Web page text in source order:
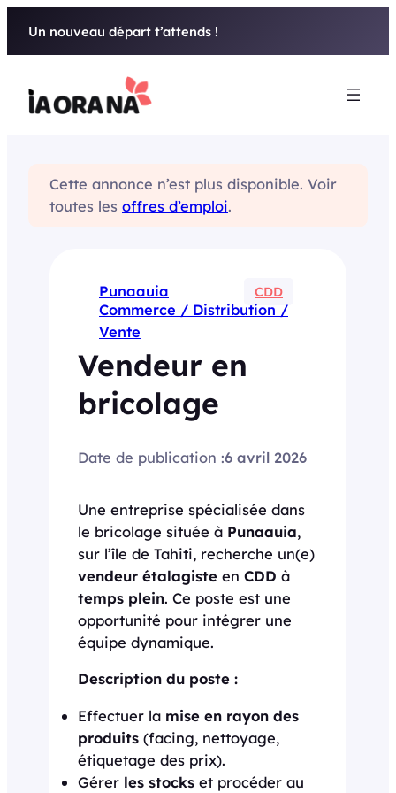
Un nouveau départ t’attends !
Cette annonce n’est plus disponible. Voir
toutes les offres d’emploi.
Punaauia CDD
Commerce / Distribution /
Vente
Vendeur en
bricolage
Date de publication :6 avril 2026
Une entreprise spécialisée dans
le bricolage située à Punaauia,
sur l’île de Tahiti, recherche un(e)
vendeur étalagiste en CDD à
temps plein. Ce poste est une
opportunité pour intégrer une
équipe dynamique.
Description du poste :
Effectuer la mise en rayon des
produits (facing, nettoyage,
étiquetage des prix).
Gérer les stocks et procéder au